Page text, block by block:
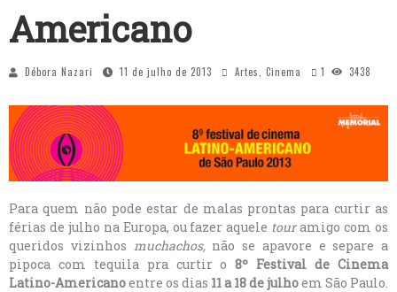
Americano
Débora Nazari 11 de julho de 2013 Artes Cinema 1 3438
Para quem não pode estar de malas prontas para curtir as
férias de julho na Europa, ou fazer aquele touramigo com os
queridos vizinhos muchachos, não se apavore e separe a
pipoca com tequila pra curtir o8º Festival de Cinema
Latino-Americanoentre os dias 11 a 18 de julhoem São Paulo.